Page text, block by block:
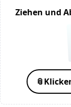
Ziehen und
📎